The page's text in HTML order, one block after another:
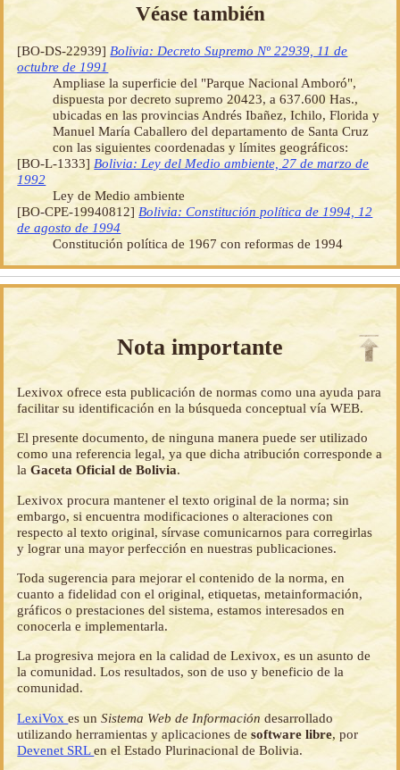
Véase también
[BO-DS-22939] Bolivia: Decreto Supremo Nº 22939, 11 de
octubre de 1991
Ampliase la superficie del "Parque Nacional Amboró",
dispuesta por decreto supremo 20423, a 637.600 Has.,
ubicadas en las provincias Andrés Ibañez, Ichilo, Florida y
Manuel María Caballero del departamento de Santa Cruz
con las siguientes coordenadas y límites geográficos:
[BO-L-1333] Bolivia: Ley del Medio ambiente, 27 de marzo de
1992
Ley de Medio ambiente
[BO-CPE-19940812] Bolivia: Constitución política de 1994, 12
de agosto de 1994
Constitución política de 1967 con reformas de 1994
Nota importante
Lexivox ofrece esta publicación de normas como una ayuda para
facilitar su identificación en la búsqueda conceptual vía WEB.
El presente documento, de ninguna manera puede ser utilizado
como una referencia legal, ya que dicha atribución corresponde a
laGaceta Oficial de Bolivia.
Lexivox procura mantener el texto original de la norma; sin
embargo, si encuentra modificaciones o alteraciones con
respecto al texto original, sírvase comunicarnos para corregirlas
y lograr una mayor perfección en nuestras publicaciones.
Toda sugerencia para mejorar el contenido de la norma, en
cuanto a fidelidad con el original, etiquetas, metainformación,
gráficos o prestaciones del sistema, estamos interesados en
conocerla e implementarla.
La progresiva mejora en la calidad de Lexivox, es un asunto de
la comunidad. Los resultados, son de uso y beneficio de la
comunidad.
LexiVoxes unSistema Web de Información desarrollado
utilizando herramientas y aplicaciones desoftware libre, por
Devenet SRLen el Estado Plurinacional de Bolivia.